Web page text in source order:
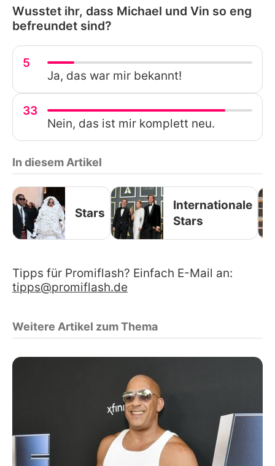
Wusstet ihr, dass Michael und Vin so eng
befreundet sind?
5
Ja, das war mir bekannt!
33
Nein, das ist mir komplett neu.
In diesem Artikel
Stars
Internationale
Stars
Tipps für Promiflash? Einfach E-Mail an:
tipps@promiflash.de
Weitere Artikel zum Thema